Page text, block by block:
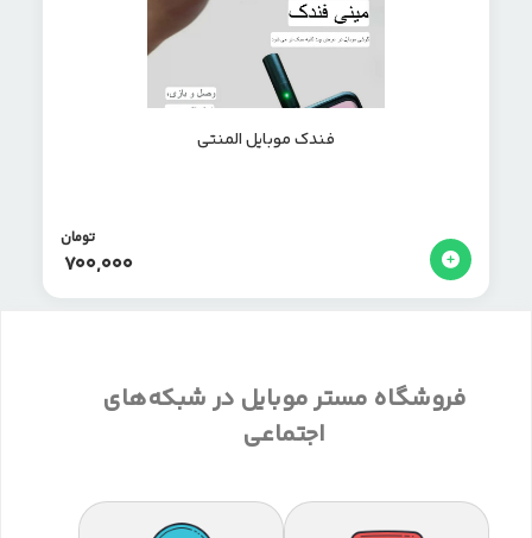
فندک موبایل المنتی
700,000
تومان
فروشگاه مستر موبایل در شبکه‌های
اجتماعی